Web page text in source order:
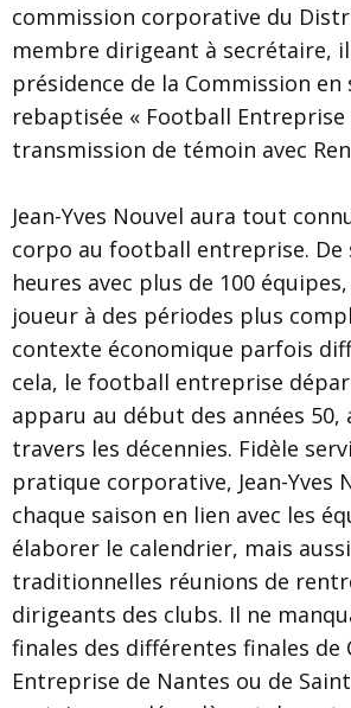
commission corporative du
membre dirigeant à secrétaire,
présidence de la Commission
rebaptisée « Football Entreprise
transmission de témoin avec
Jean-Yves Nouvel aura tout
corpo au football entreprise. De
heures avec plus de 100
joueur à des périodes plus
contexte économique parfois
cela, le football entreprise
apparu au début des années 50,
travers les décennies. Fidèle
pratique corporative, Jean-Yves
chaque saison en lien avec les
élaborer le calendrier, mais
traditionnelles réunions de
dirigeants des clubs. Il ne
finales des différentes finales de
Entreprise de Nantes ou de